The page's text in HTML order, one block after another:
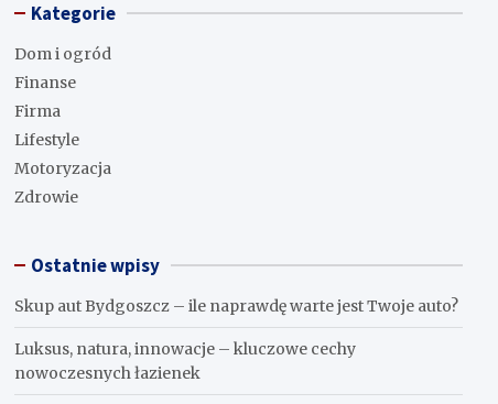
Kategorie
Dom i ogród
Finanse
Firma
Lifestyle
Motoryzacja
Zdrowie
Ostatnie wpisy
Skup aut Bydgoszcz – ile naprawdę warte jest Twoje auto?
Luksus, natura, innowacje – kluczowe cechy
nowoczesnych łazienek